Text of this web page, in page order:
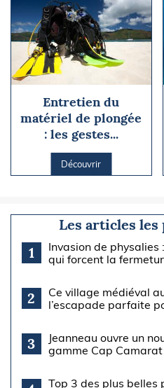
Entretien du
matériel de plongée
: les gestes...
Découvrir
Les articles les
1
Invasion de physalies
qui forcent la
2
Ce village médiéval
l’escapade parfaite
3
Jeanneau ouvre un
gamme Cap Camarat
Top 3 des plus belles